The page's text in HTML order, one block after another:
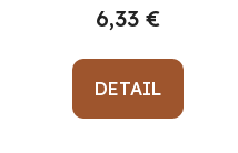
6,33 €
DETAIL